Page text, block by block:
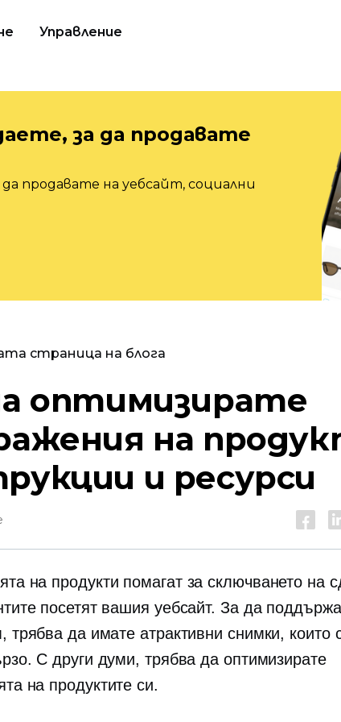
Управление
за да продавате
продавате на уебсайт, социални
страница на блога
оптимизирате
на
и ресурси
на продукти помагат за сключването на
посетят вашия уебсайт. За да
трябва да имате атрактивни снимки, които
С други думи, трябва да оптимизирате
на продуктите си.